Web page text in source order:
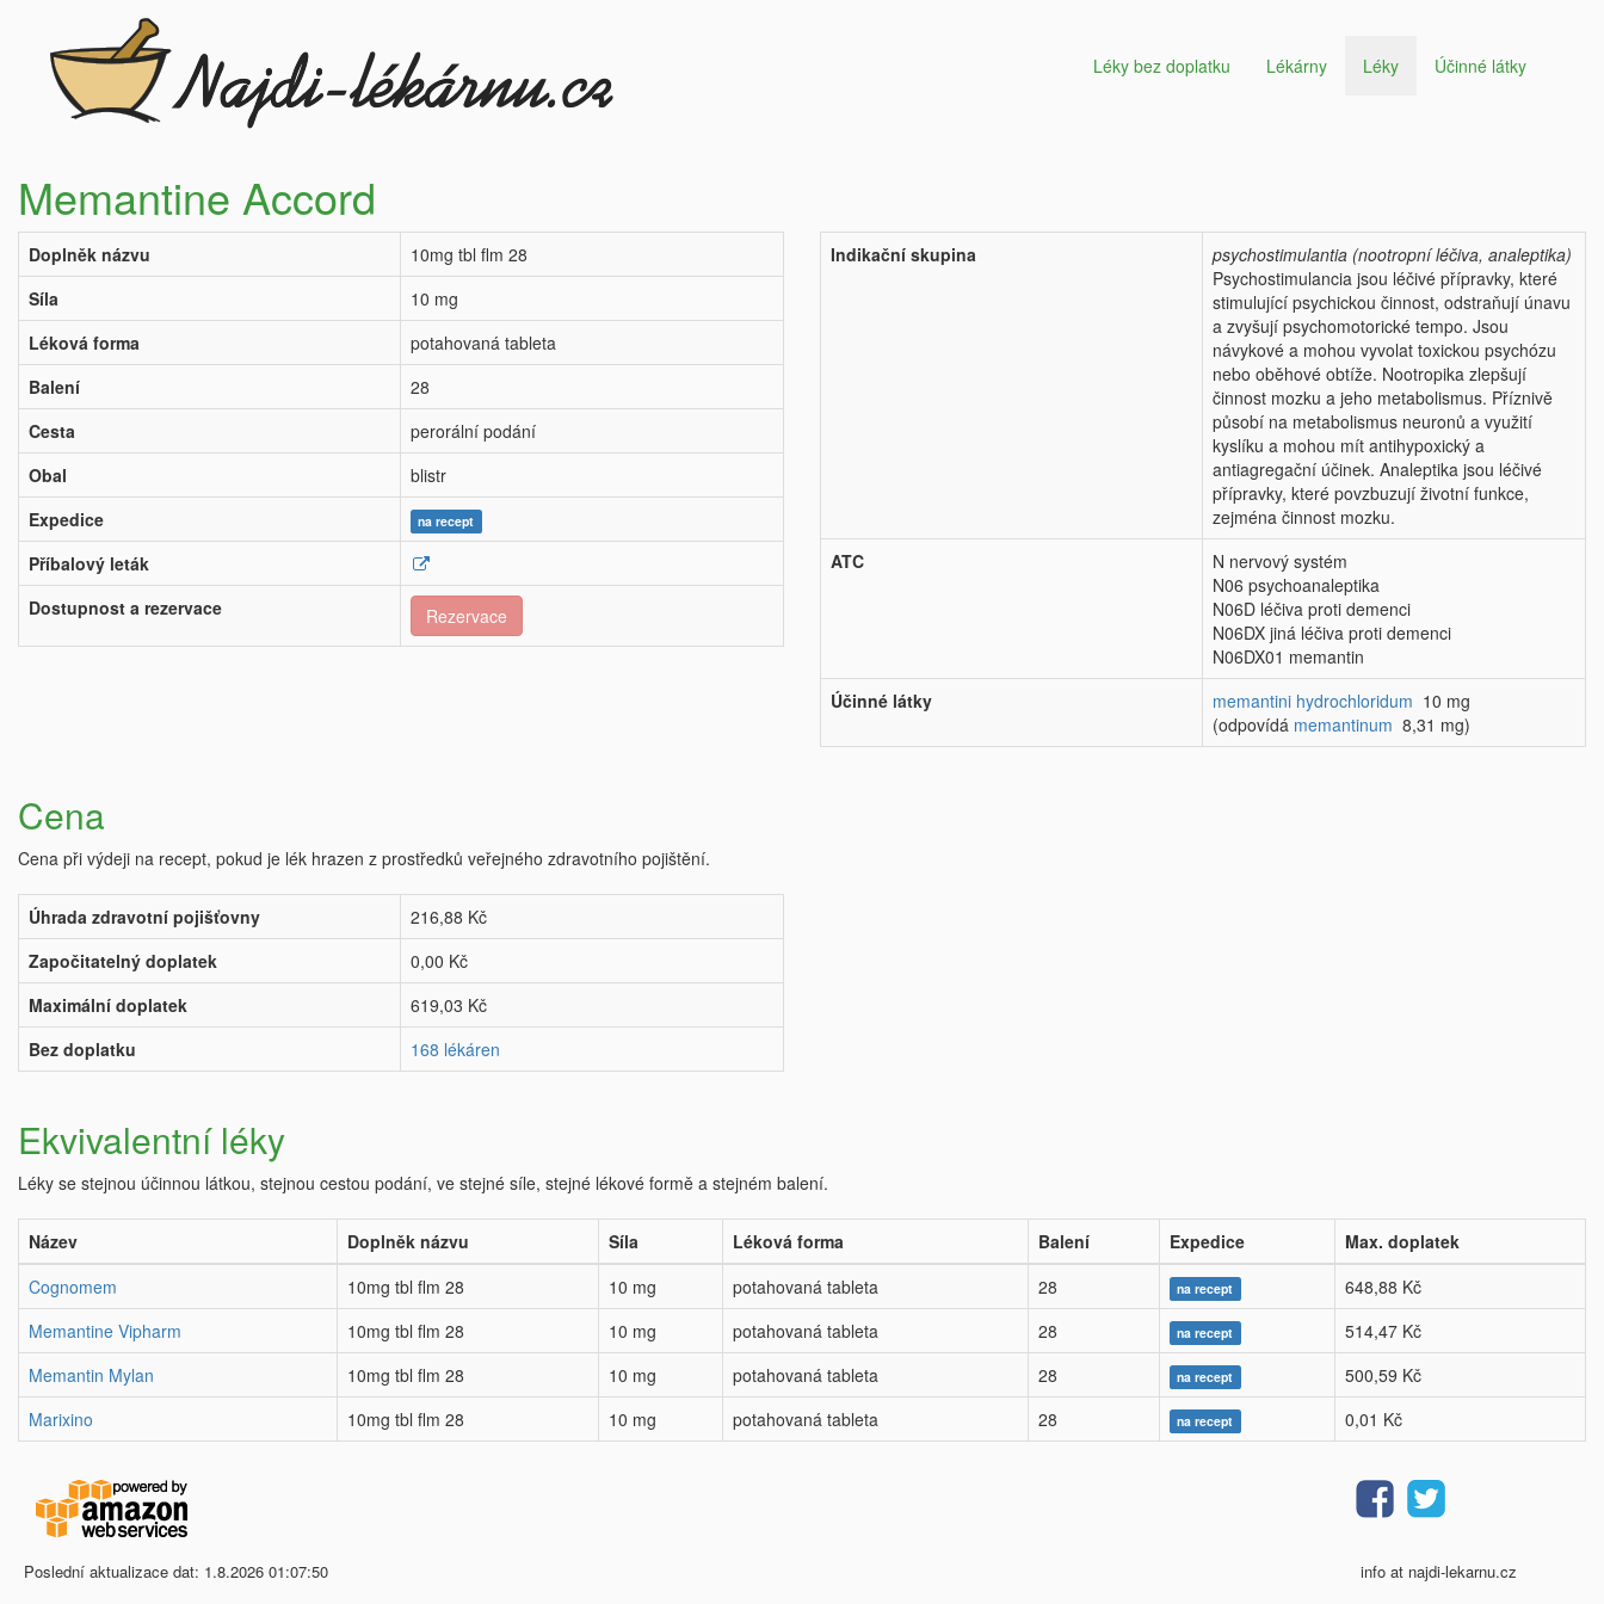
Léky bez doplatku Lékárny Léky Účinné látky
Memantine Accord
Doplněk názvu
10mg tbl flm 28
Síla
10 mg
Léková forma
potahovaná tableta
Balení
28
Cesta
perorální podání
Obal
blistr
Expedice
na recept
Příbalový leták
Dostupnost a rezervace
Rezervace
Indikační skupina
psychostimulantia (nootropní léčiva, analeptika)
Psychostimulancia jsou léčivé přípravky, které
stimulující psychickou činnost, odstraňují únavu
a zvyšují psychomotorické tempo. Jsou
návykové a mohou vyvolat toxickou psychózu
nebo oběhové obtíže. Nootropika zlepšují
činnost mozku a jeho metabolismus. Příznivě
působí na metabolismus neuronů a využití
kyslíku a mohou mít antihypoxický a
antiagregační účinek. Analeptika jsou léčivé
přípravky, které povzbuzují životní funkce,
zejména činnost mozku.
ATC
N nervový systém
N06 psychoanaleptika
N06D léčiva proti demenci
N06DX jiná léčiva proti demenci
N06DX01 memantin
Účinné látky
memantini hydrochloridum 10 mg
(odpovídá memantinum 8,31 mg)
Cena
Cena při výdeji na recept, pokud je lék hrazen z prostředků veřejného zdravotního pojištění.
Úhrada zdravotní pojišťovny
216,88 Kč
Započitatelný doplatek
0,00 Kč
Maximální doplatek
619,03 Kč
Bez doplatku
168 lékáren
Ekvivalentní léky
Léky se stejnou účinnou látkou, stejnou cestou podání, ve stejné síle, stejné lékové formě a stejném balení.
Název Doplněk názvu Síla Léková forma Balení Expedice
Max. doplatek
Cognomem
10mg tbl flm 28 10 mg potahovaná tableta 28 na recept
648,88 Kč
Memantine Vipharm
10mg tbl flm 28 10 mg potahovaná tableta 28 na recept
514,47 Kč
Memantin Mylan
10mg tbl flm 28 10 mg potahovaná tableta 28 na recept
500,59 Kč
Marixino
10mg tbl flm 28 10 mg potahovaná tableta 28 na recept 0,01 Kč
Poslední aktualizace dat: 1.8.2026 01:07:50 info at najdi-lekarnu.cz